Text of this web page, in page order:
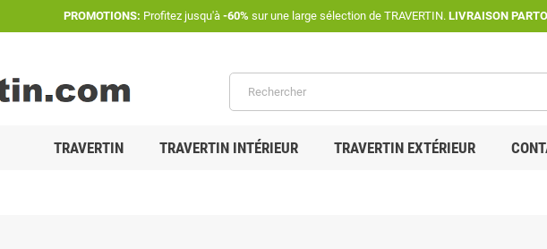
PROMOTIONS: Profitez jusqu'à -60% sur une large sélection de TRAVERTIN. LIVRAISON
TRAVERTIN TRAVERTIN INTÉRIEUR TRAVERTIN EXTÉRIEUR